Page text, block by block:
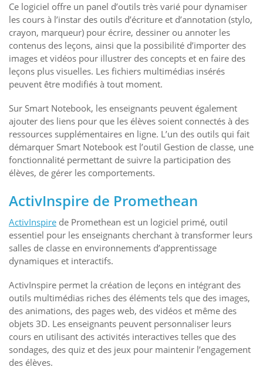
Ce logiciel offre un panel d’outils très varié pour dynamiser
les cours à l’instar des outils d’écriture et d’annotation (stylo,
crayon, marqueur) pour écrire, dessiner ou annoter les
contenus des leçons, ainsi que la possibilité d’importer des
images et vidéos pour illustrer des concepts et en faire des
leçons plus visuelles. Les fichiers multimédias insérés
peuvent être modifiés à tout moment.
Sur Smart Notebook, les enseignants peuvent également
ajouter des liens pour que les élèves soient connectés à des
ressources supplémentaires en ligne. L’un des outils qui fait
démarquer Smart Notebook est l’outil Gestion de classe, une
fonctionnalité permettant de suivre la participation des
élèves, de gérer les comportements.
ActivInspire de Promethean
ActivInspire de Promethean est un logiciel primé, outil
essentiel pour les enseignants cherchant à transformer leurs
salles de classe en environnements d’apprentissage
dynamiques et interactifs.
ActivInspire permet la création de leçons en intégrant des
outils multimédias riches des éléments tels que des images,
des animations, des pages web, des vidéos et même des
objets 3D. Les enseignants peuvent personnaliser leurs
cours en utilisant des activités interactives telles que des
sondages, des quiz et des jeux pour maintenir l’engagement
des élèves.